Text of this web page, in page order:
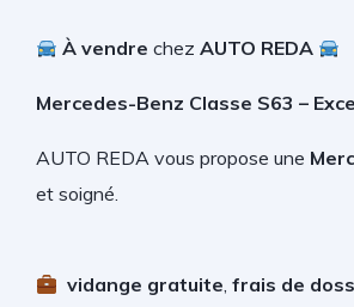
À vendre chez AUTO REDA
Mercedes-Benz Classe S63 –
AUTO REDA vous propose une
et soigné.
vidange gratuite,frais de